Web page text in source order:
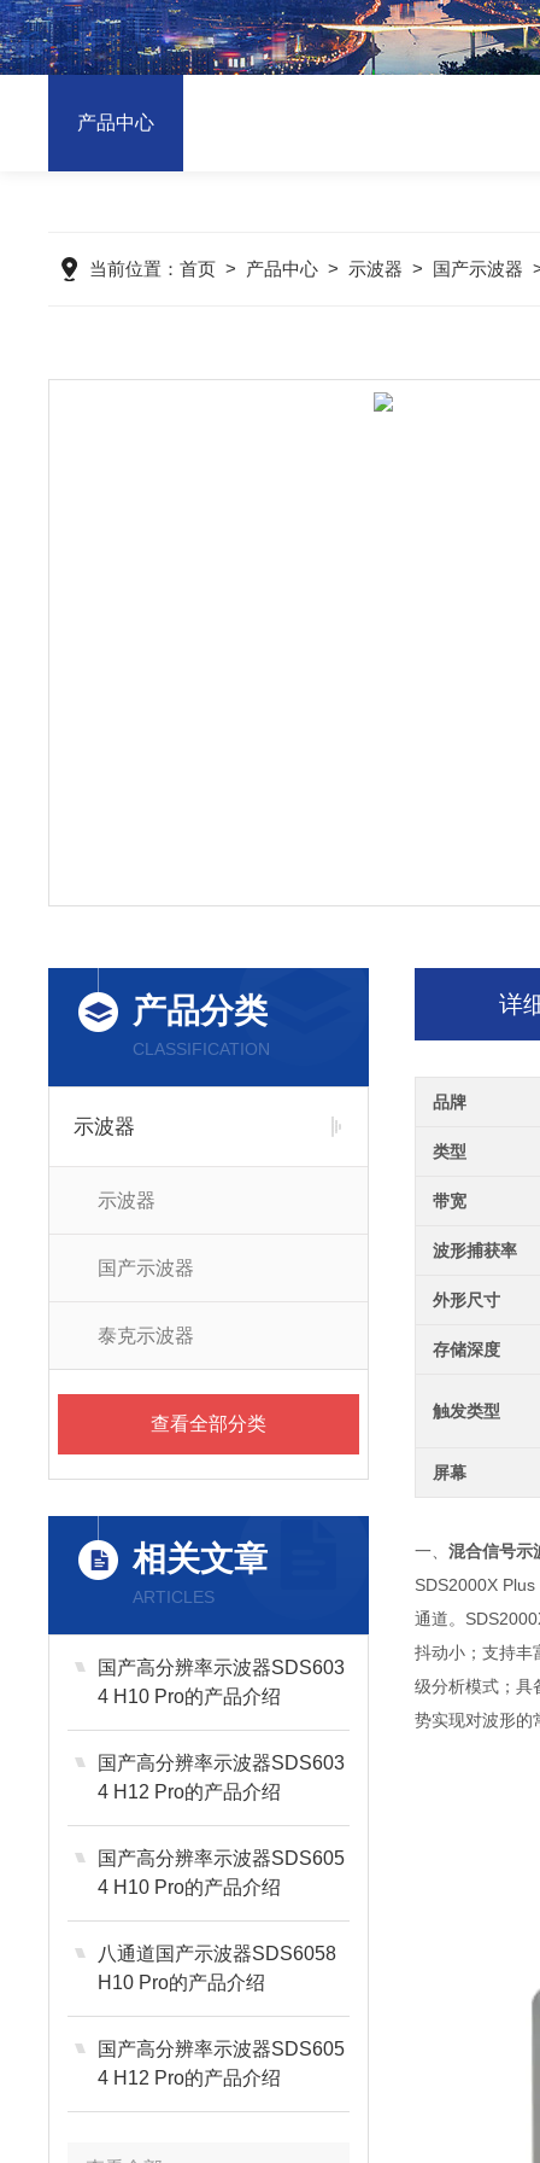
产品中心
当前位置：首页 > 产品中心 > 示波器 > 国产示波器
产品分类
CLASSIFICATION
示波器
示波器
国产示波器
泰克示波器
查看全部分类
相关文章
ARTICLES
国产高分辨率示波器SDS603
4 H10 Pro的产品介绍
国产高分辨率示波器SDS603
4 H12 Pro的产品介绍
国产高分辨率示波器SDS605
4 H10 Pro的产品介绍
八通道国产示波器SDS6058
H10 Pro的产品介绍
国产高分辨率示波器SDS605
4 H12 Pro的产品介绍
详
品牌
类型
带宽
波形捕获率
外形尺寸
存储深度
触发类型
屏幕
一、 混合信号示
SDS2000X
通道。
抖动小；支持丰
级分析模式；具
势实现对波形的